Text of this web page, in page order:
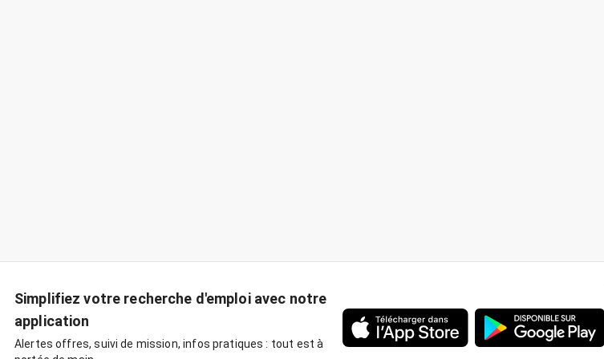
Simplifiez votre recherche d'emploi avec notre
application
Alertes offres, suivi de mission, infos pratiques : tout est à